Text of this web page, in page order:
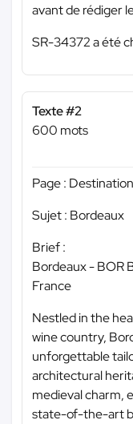
avant de rédiger
SR-34372 a été
Texte #2
600 mots
Page :
Sujet : Bordeaux
Brief :
Bordeaux - BOR
France
Nestled in the
wine country,
unforgettable
architectural
medieval charm,
state-of-the-art